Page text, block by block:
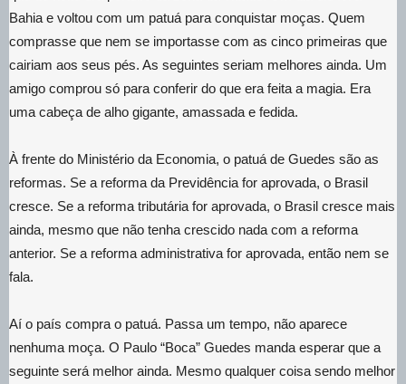
Bahia e voltou com um patuá para conquistar moças. Quem
comprasse que nem se importasse com as cinco primeiras que
cairiam aos seus pés. As seguintes seriam melhores ainda. Um
amigo comprou só para conferir do que era feita a magia. Era
uma cabeça de alho gigante, amassada e fedida.
À frente do Ministério da Economia, o patuá de Guedes são as
reformas. Se a reforma da Previdência for aprovada, o Brasil
cresce. Se a reforma tributária for aprovada, o Brasil cresce mais
ainda, mesmo que não tenha crescido nada com a reforma
anterior. Se a reforma administrativa for aprovada, então nem se
fala.
Aí o país compra o patuá. Passa um tempo, não aparece
nenhuma moça. O Paulo “Boca” Guedes manda esperar que a
seguinte será melhor ainda. Mesmo qualquer coisa sendo melhor